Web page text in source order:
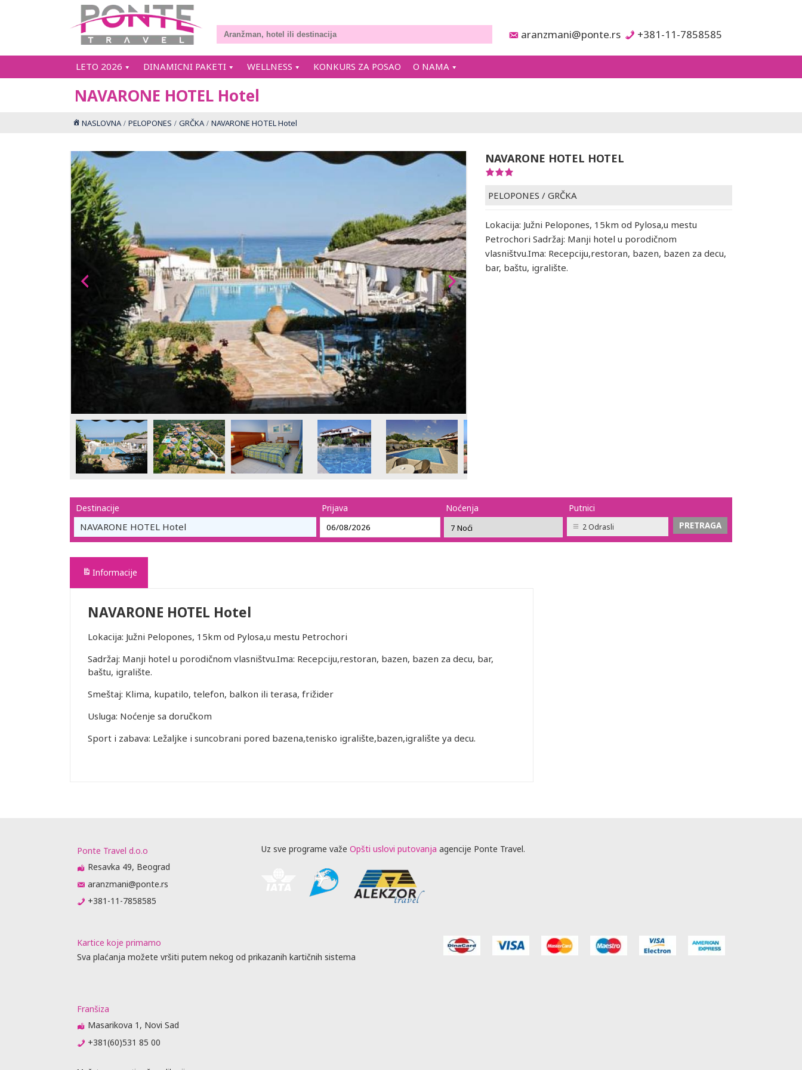
aranzmani@ponte.rs +381-11-7858585
LETO 2026 DINAMICNI PAKETI WELLNESS KONKURS ZA POSAO O NAMA
NAVARONE HOTEL Hotel
NASLOVNA PELOPONES GRČKA NAVARONE HOTEL Hotel
NAVARONE HOTEL HOTEL
PELOPONES / GRČKA
Lokacija: Južni Pelopones, 15km od Pylosa,u mestu
Petrochori Sadržaj: Manji hotel u porodičnom
vlasništvu.Ima: Recepciju,restoran, bazen, bazen za decu,
bar, baštu, igralište.
Destinacije
NAVARONE HOTEL Hotel
Prijava Noćenja Putnici
2 Odrasli
Informacije
NAVARONE HOTEL Hotel
Lokacija: Južni Pelopones, 15km od Pylosa,u mestu Petrochori
Sadržaj: Manji hotel u porodičnom vlasništvu.Ima: Recepciju,restoran, bazen, bazen za decu, bar,
baštu, igralište.
Smeštaj: Klima, kupatilo, telefon, balkon ili terasa, frižider
Usluga: Noćenje sa doručkom
Sport i zabava: Ležaljke i suncobrani pored bazena,tenisko igralište,bazen,igralište ya decu.
Ponte Travel d.o.o
Resavka 49, Beograd
aranzmani@ponte.rs
+381-11-7858585
Uz sve programe važe Opšti uslovi putovanja agencije Ponte Travel.
Kartice koje primamo
Sva plaćanja možete vršiti putem nekog od prikazanih kartičnih sistema
Franšiza
Masarikova 1, Novi Sad
+381(60)531 85 00